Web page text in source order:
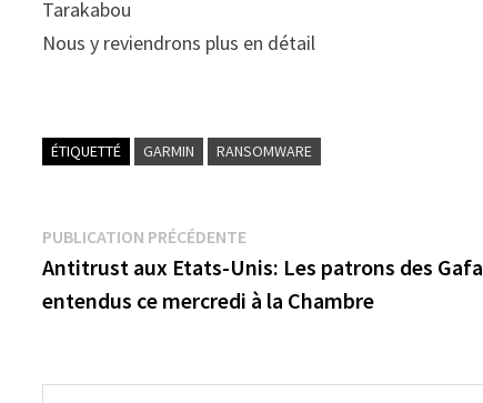
Tarakabou
Nous y reviendrons plus en détail
ÉTIQUETTÉ GARMIN RANSOMWARE
Navigation
de
PUBLICATION PRÉCÉDENTEPublication
précédente :
Antitrust aux Etats-Unis: Les patrons des Gafa
entendus ce mercredi à la Chambre